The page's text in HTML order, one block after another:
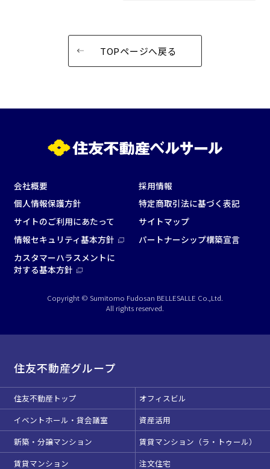
TOPページへ戻る
会社概要
採用情報
個人情報保護方針
特定商取引法に基づく表記
サイトのご利用にあたって
サイトマップ
情報セキュリティ基本方針
パートナーシップ構築宣言
カスタマーハラスメントに
対する基本方針
Copyright © Sumitomo Fudosan BELLESALLE Co.,Ltd.
All rights reserved.
住友不動産グループ
住友不動産トップ
オフィスビル
イベントホール・貸会議室
資産活用
新築・分譲マンション
賃貸マンション（ラ・トゥール）
賃貸マンション
注文住宅